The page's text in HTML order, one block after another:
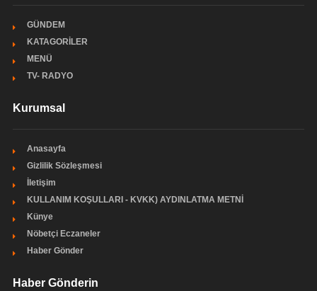
GÜNDEM
KATAGORİLER
MENÜ
TV- RADYO
Kurumsal
Anasayfa
Gizlilik Sözleşmesi
İletişim
KULLANIM KOŞULLARI - KVKK) AYDINLATMA METNİ
Künye
Nöbetçi Eczaneler
Haber Gönder
Haber Gönderin